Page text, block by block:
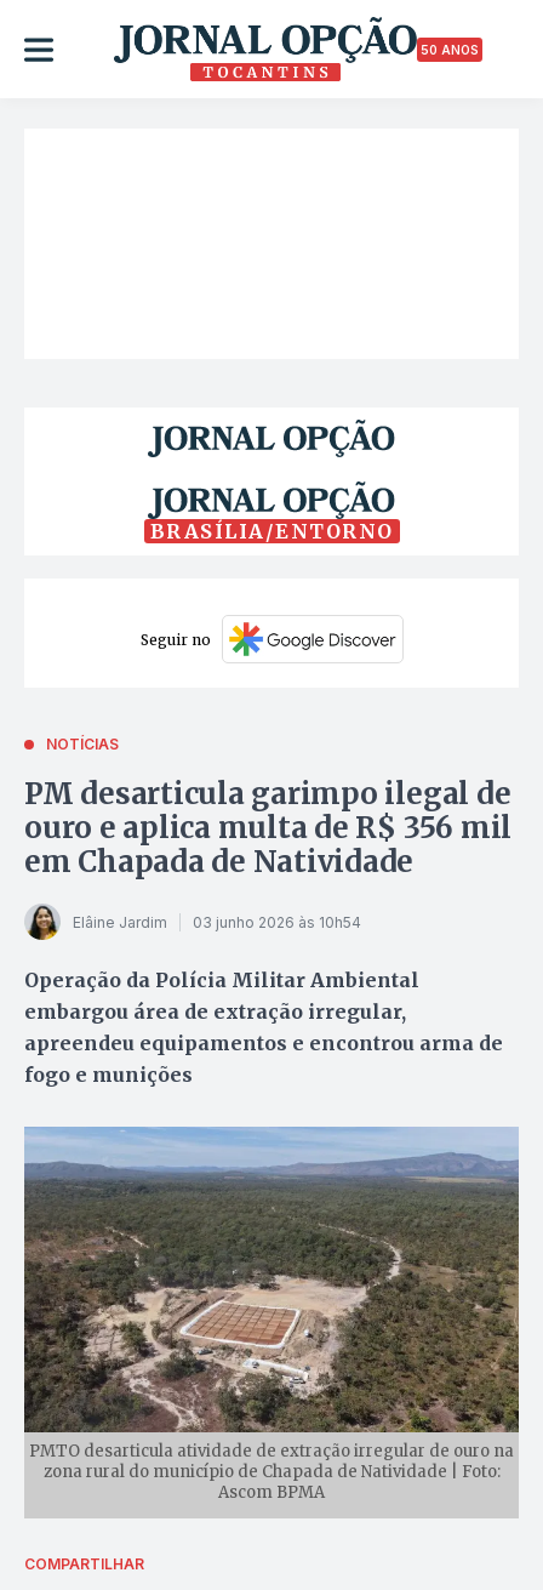
50 ANOS
BRASÍLIA/ENTORNO
Seguir no
NOTÍCIAS
PM desarticula garimpo ilegal de
ouro e aplica multa de R$ 356 mil
em Chapada de Natividade
Elâine Jardim 03 junho 2026 às 10h54
Operação da Polícia Militar Ambiental
embargou área de extração irregular,
apreendeu equipamentos e encontrou arma de
fogo e munições
PMTO desarticula atividade de extração irregular de ouro na
zona rural do município de Chapada de Natividade | Foto:
Ascom BPMA
COMPARTILHAR